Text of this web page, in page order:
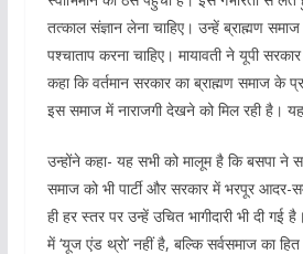
तत्काल संज्ञान लेना चाहिए। उन्हें ब्राह्मण
पश्चाताप करना चाहिए। मायावती ने यूपी
कहा कि वर्तमान सरकार का ब्राह्मण समाज के
इस समाज में नाराजगी देखने को मिल रही है।
उन्होंने कहा- यह सभी को मालूम है कि बसपा ने
समाज को भी पार्टी और सरकार में भरपूर आदर-
ही हर स्तर पर उन्हें उचित भागीदारी भी दी
में ‘यूज एंड थ्रो’ नहीं है, बल्कि सर्वसमाज का हित